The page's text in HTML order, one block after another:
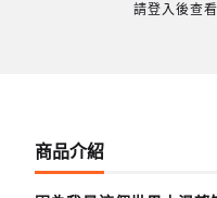
請登入後查
商品介紹